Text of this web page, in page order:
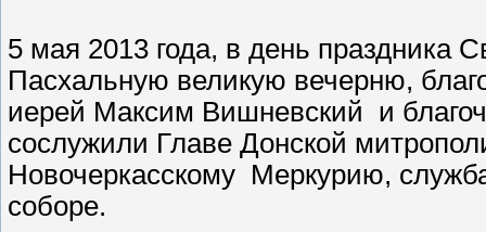
5 мая 2013 года, в день праздника
Пасхальную великую вечерню,
иерей Максим Вишневский
и
сослужили Главе Донской
Новочеркасскому Меркурию,
соборе.